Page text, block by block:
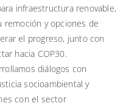
infraestructura renovable,
remoción y opciones de
el progreso, junto con
hacia COP30.
diálogos con
socioambiental y
con el sector